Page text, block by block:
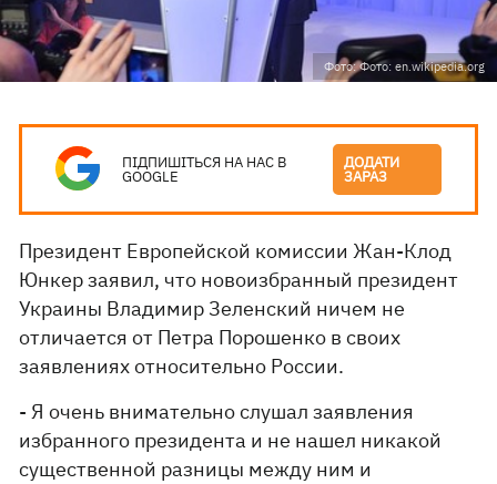
Фото: Фото: en.wikipedia.org
ПІДПИШІТЬСЯ НА НАС В
GOOGLE
ДОДАТИ
ЗАРАЗ
Президент Европейской комиссии Жан-Клод
Юнкер заявил, что новоизбранный президент
Украины Владимир Зеленский ничем не
отличается от Петра Порошенко в своих
заявлениях относительно России.
- Я очень внимательно слушал заявления
избранного президента и не нашел никакой
существенной разницы между ним и